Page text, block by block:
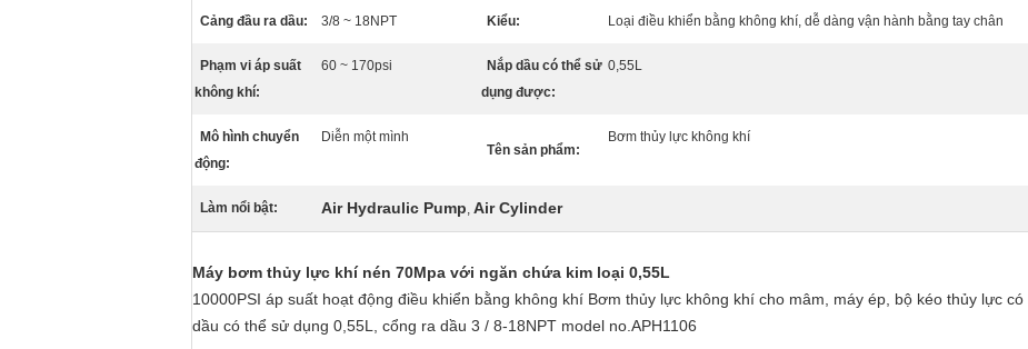
Cảng đầu ra dầu: 3/8 ~ 18NPT Kiểu: Loại điều khiển bằng không khí, dễ dàng vận hành bằng tay chân
Phạm vi áp suất
không khí:
60 ~ 170psi
Nắp dầu có thể sử
dụng được:
0,55L
Mô hình chuyển
động:
Diễn một mình
Tên sản phẩm:
Bơm thủy lực không khí
Làm nổi bật: Air Hydraulic Pump, Air Cylinder
Máy bơm thủy lực khí nén 70Mpa với ngăn chứa kim loại 0,55L
10000PSI áp suất hoạt động điều khiển bằng không khí Bơm thủy lực không khí cho mâm, máy ép, bộ kéo thủy lực
dầu có thể sử dụng 0,55L, cổng ra dầu 3 / 8-18NPT model no.APH1106